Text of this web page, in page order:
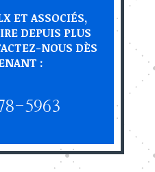
ET ASSOCIÉS,
DEPUIS PLUS
NOUS DÈS
:
5963